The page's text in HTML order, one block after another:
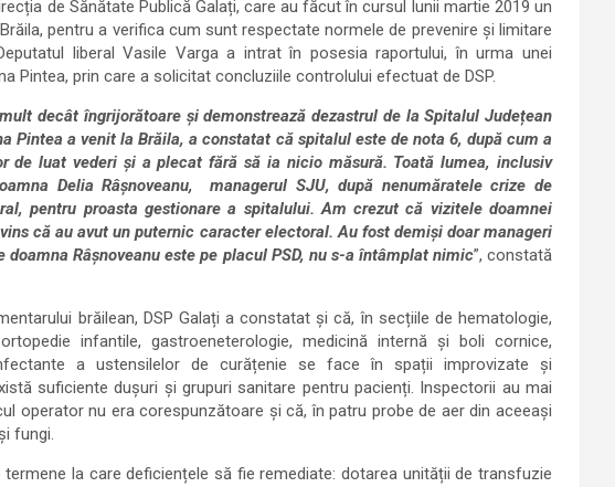
de Sănătate Publică Galați, care au făcut în cursul lunii martie 2019 un
pentru a verifica cum sunt respectate normele de prevenire și limitare
liberal Vasile Varga a intrat în posesia raportului, în urma unei
Pintea, prin care a solicitat concluziile controlului efectuat de DSP.
decât îngrijorătoare și demonstrează dezastrul de la Spitalul Județean
Pintea a venit la Brăila, a constatat că spitalul este de nota 6, după cum a
de luat vederi și a plecat fără să ia nicio măsură. Toată lumea, inclusiv
Delia Râșnoveanu, managerul SJU, după nenumăratele crize de
pentru proasta gestionare a spitalului. Am crezut că vizitele doamnei
că au avut un puternic caracter electoral. Au fost demiși doar manageri
doamna Râșnoveanu este pe placul PSD, nu s-a întâmplat nimic”, constată
brăilean, DSP Galați a constatat și că, în secțiile de hematologie,
infantile, gastroeneterologie, medicină internă și boli cornice,
a ustensilelor de curățenie se face în spații improvizate și
suficiente dușuri și grupuri sanitare pentru pacienți. Inspectorii au mai
operator nu era corespunzătoare și că, în patru probe de aer din aceeași
fungi.
la care deficiențele să fie remediate: dotarea unității de transfuzie